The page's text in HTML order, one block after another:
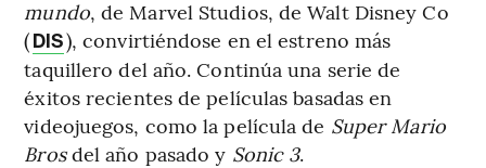
mundo, de Marvel Studios, de Walt Disney Co
(DIS), convirtiéndose en el estreno más
taquillero del año. Continúa una serie de
éxitos recientes de películas basadas en
videojuegos, como la película de Super Mario
Brosdel año pasado y Sonic 3.